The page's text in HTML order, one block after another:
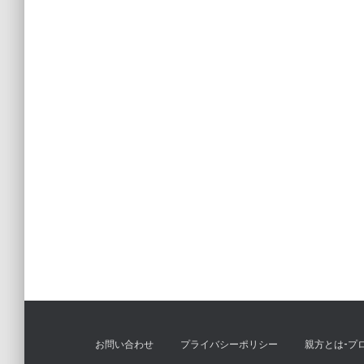
お問い合わせ プライバシーポリシー 親方とは-プ